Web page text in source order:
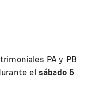
PA y PB
el sábado 5